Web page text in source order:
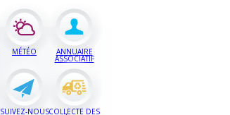
MÉTÉO ANNUAIRE
ASSOCIATIF
SUIVEZ-NOUSCOLLECTE DES